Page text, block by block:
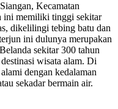
Kecamatan
ini memiliki tinggi sekitar
dikelilingi tebing batu dan
ini dulunya merupakan
sekitar 300 tahun
wisata alam. Di
dengan kedalaman
sekadar bermain air.